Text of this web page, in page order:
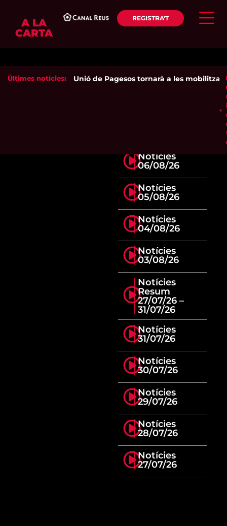
A LA
CARTA
REGISTRA'T
Últimes notícies: Unió de Pagesos tornarà a les
Notícies
06/08/26
Notícies
05/08/26
Notícies
04/08/26
Notícies
03/08/26
Notícies
Resum
27/07/26 –
31/07/26
Notícies
31/07/26
Notícies
30/07/26
Notícies
29/07/26
Notícies
28/07/26
Notícies
27/07/26